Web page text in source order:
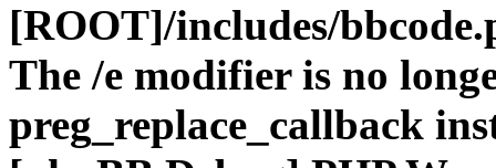
[ROOT]/includes/
The /e modifier is no
preg_replace_callback